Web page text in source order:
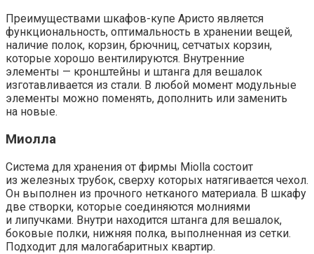
Преимуществами шкафов-купе Аристо является
функциональность, оптимальность в хранении вещей,
наличие полок, корзин, брючниц, сетчатых корзин,
которые хорошо вентилируются. Внутренние
элементы — кронштейны и штанга для вешалок
изготавливается из стали. В любой момент модульные
элементы можно поменять, дополнить или заменить
на новые.
Миолла
Система для хранения от фирмы Miolla состоит
из железных трубок, сверху которых натягивается чехол.
Он выполнен из прочного нетканого материала. В шкафу
две створки, которые соединяются молниями
и липучками. Внутри находится штанга для вешалок,
боковые полки, нижняя полка, выполненная из сетки.
Подходит для малогабаритных квартир.